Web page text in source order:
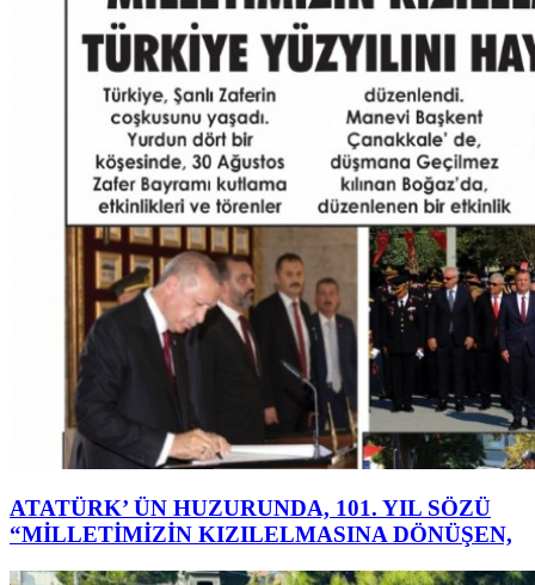
ATATÜRK’ ÜN HUZURUNDA, 101. YIL SÖZÜ
“MİLLETİMİZİN KIZILELMASINA DÖNÜŞEN,